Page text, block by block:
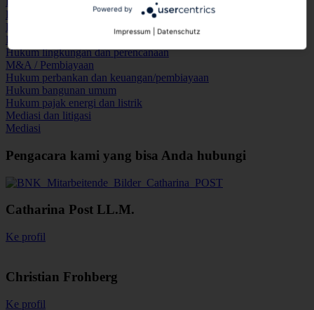
Hukum real estat
Hukum bangunan pribadi
Hukum pasokan panas
Hukum lingkungan dan perencanaan
M&A / Pembiayaan
Hukum perbankan dan keuangan/pembiayaan
Hukum bangunan umum
Hukum pajak energi dan listrik
Mediasi dan litigasi
Mediasi
Pengacara kami yang bisa Anda hubungi
Catharina Post LL.M.
Ke profil
Christian Frohberg
Ke profil
Powered by
Impressum | Datenschutz